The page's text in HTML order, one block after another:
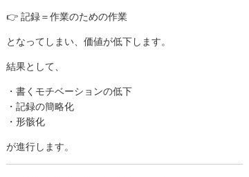
👉 記録＝作業のための作業
となってしまい、価値が低下します。
結果として、
・書くモチベーションの低下
・記録の簡略化
・形骸化
が進行します。